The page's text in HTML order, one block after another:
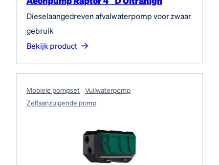
Dieselaangedreven afvalwaterpomp voor zwaar
gebruik
Bekijk product
Mobiele pompset
Vuilwaterpomp
Zelfaanzuigende pomp